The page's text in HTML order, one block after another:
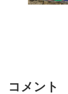
コメント